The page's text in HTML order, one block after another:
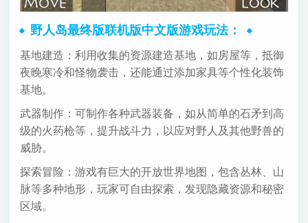
野人岛最终版联机版中文版游戏玩法：
基地建造：利用收集的资源建造基地，如房屋等，抵御
夜晚寒冷和怪物袭击，还能通过添加家具等个性化装饰
基地。
武器制作：可制作各种武器装备，如从简单的石矛到高
级的火药枪等，提升战斗力，以应对野人及其他野兽的
威胁。
探索冒险：游戏有巨大的开放世界地图，包含丛林、山
脉等多种地形，玩家可自由探索，发现隐藏资源和秘密
区域。